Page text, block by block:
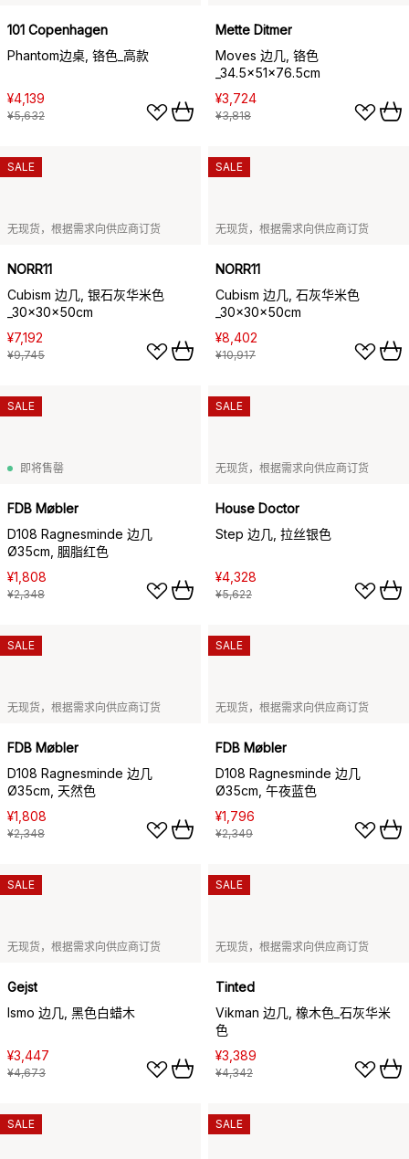
101 Copenhagen
Phantom边桌, 铬色_高款
¥4,139
¥5,632
Mette Ditmer
Moves 边几, 铬色
_34.5x51x76.5cm
¥3,724
¥3,818
无现货，根据需求向供应商订货
NORR11
Cubism 边几, 银石灰华米色
_30x30x50cm
¥7,192
¥9,745
SALE
无现货，根据需求向供应商订货
NORR11
Cubism 边几, 石灰华米色
_30x30x50cm
¥8,402
¥10,917
SALE
即将售罄
FDB Møbler
D108 Ragnesminde 边几
Ø35cm, 胭脂红色
¥1,808
¥2,348
SALE
无现货，根据需求向供应商订货
House Doctor
Step 边几, 拉丝银色
¥4,328
¥5,622
SALE
无现货，根据需求向供应商订货
FDB Møbler
D108 Ragnesminde 边几
Ø35cm, 天然色
¥1,808
¥2,348
SALE
无现货，根据需求向供应商订货
FDB Møbler
D108 Ragnesminde 边几
Ø35cm, 午夜蓝色
¥1,796
¥2,349
SALE
无现货，根据需求向供应商订货
Gejst
Ismo 边几, 黑色白蜡木
¥3,447
¥4,673
SALE
无现货，根据需求向供应商订货
Tinted
Vikman 边几, 橡木色_石灰华米
色
¥3,389
¥4,342
SALE
SALE SALE